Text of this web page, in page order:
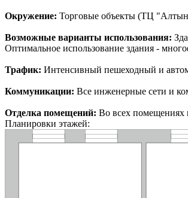
Окружение: Торговые объекты (ТЦ
Возможные варианты использования:
Оптимальное использование здания -
Трафик: Интенсивный пешеходный и
Коммуникации: Все инженерные сети и
Отделка помещений: Во всех помещениях
Планировки этажей: